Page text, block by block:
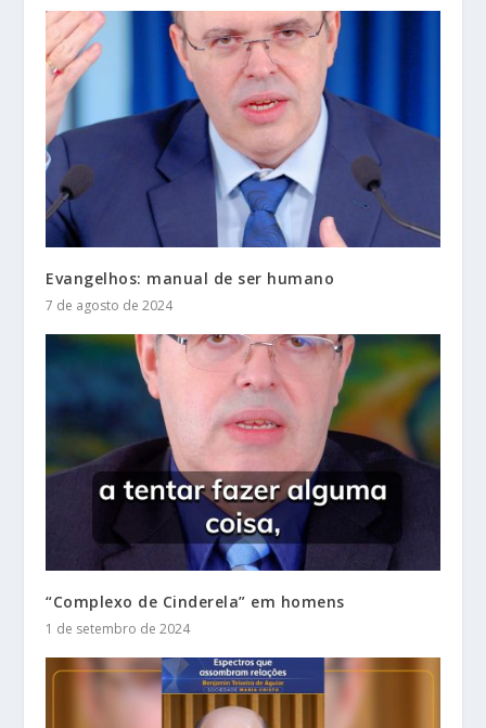
Evangelhos: manual de ser humano
7 de agosto de 2024
“Complexo de Cinderela” em homens
1 de setembro de 2024